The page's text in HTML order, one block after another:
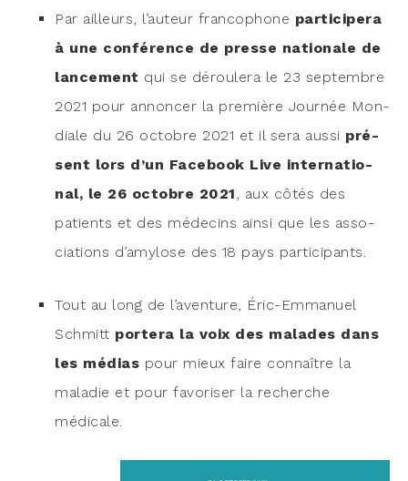
Par ailleurs, l’auteur fran­co­phone par­ti­ci­pe­ra
à une confé­rence de presse natio­nale de
lan­ce­ment qui se dérou­le­ra le 23 sep­tembre
2021 pour annon­cer la pre­mière Jour­née Mon­
diale du 26 octobre 2021 et il sera aus­si pré­
sent lors d’un Face­book Live inter­na­tio­
nal, le 26 octobre 2021 , aux côtés des
patients et des méde­cins ain­si que les asso­
cia­tions d’amylose des 18 pays participants.
Tout au long de l’aventure, Éric-Emma­nuel
Schmitt por­te­ra la voix des malades dans
les médias pour mieux faire connaître la
mala­die et pour favo­ri­ser la recherche
médicale.